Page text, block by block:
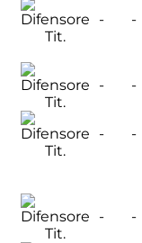
Tit.
- -
Tit.
- -
Tit.
- -
Tit.
- -